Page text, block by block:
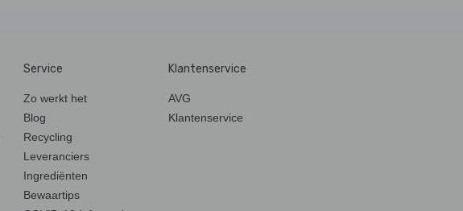
Service
Zo werkt het
Blog
Recycling
Leveranciers
Ingrediënten
Bewaartips
Klantenservice
AVG
Klantenservice